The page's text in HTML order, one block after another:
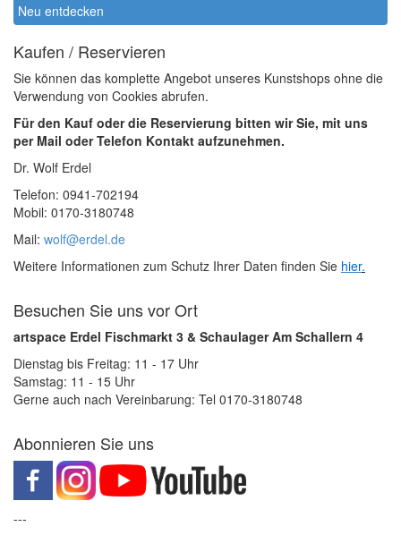
Neu entdecken
Kaufen / Reservieren
Sie können das komplette Angebot unseres Kunstshops ohne die
Verwendung von Cookies abrufen.
Für den Kauf oder die Reservierung bitten wir Sie, mit uns
per Mail oder Telefon Kontakt aufzunehmen.
Dr. Wolf Erdel
Telefon: 0941-702194
Mobil: 0170-3180748
Mail: wolf@erdel.de
Weitere Informationen zum Schutz Ihrer Daten finden Sie hier.
Besuchen Sie uns vor Ort
artspace Erdel Fischmarkt 3 & Schaulager Am Schallern 4
Dienstag bis Freitag: 11 - 17 Uhr
Samstag: 11 - 15 Uhr
Gerne auch nach Vereinbarung: Tel 0170-3180748
Abonnieren Sie uns
---